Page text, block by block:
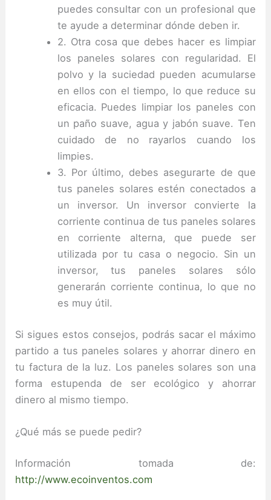
puedes consultar con un profesional que
te ayude a determinar dónde deben ir.
2. Otra cosa que debes hacer es limpiar
los paneles solares con regularidad. El
polvo y la suciedad pueden acumularse
en ellos con el tiempo, lo que reduce su
eficacia. Puedes limpiar los paneles con
un paño suave, agua y jabón suave. Ten
cuidado de no rayarlos cuando los
limpies.
3. Por último, debes asegurarte de que
tus paneles solares estén conectados a
un inversor. Un inversor convierte la
corriente continua de tus paneles solares
en corriente alterna, que puede ser
utilizada por tu casa o negocio. Sin un
inversor, tus paneles solares sólo
generarán corriente continua, lo que no
es muy útil.
Si sigues estos consejos, podrás sacar el máximo
partido a tus paneles solares y ahorrar dinero en
tu factura de la luz. Los paneles solares son una
forma estupenda de ser ecológico y ahorrar
dinero al mismo tiempo.
¿Qué más se puede pedir?
Información tomada de:
http://www.ecoinventos.com